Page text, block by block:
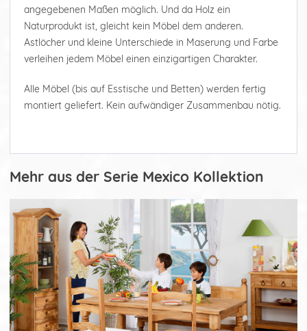
angegebenen Maßen möglich. Und da Holz ein
Naturprodukt ist, gleicht kein Möbel dem anderen.
Astlöcher und kleine Unterschiede in Maserung und Farbe
verleihen jedem Möbel einen einzigartigen Charakter.
Alle Möbel (bis auf Esstische und Betten) werden fertig
montiert geliefert. Kein aufwändiger Zusammenbau nötig.
Mehr aus der Serie Mexico Kollektion